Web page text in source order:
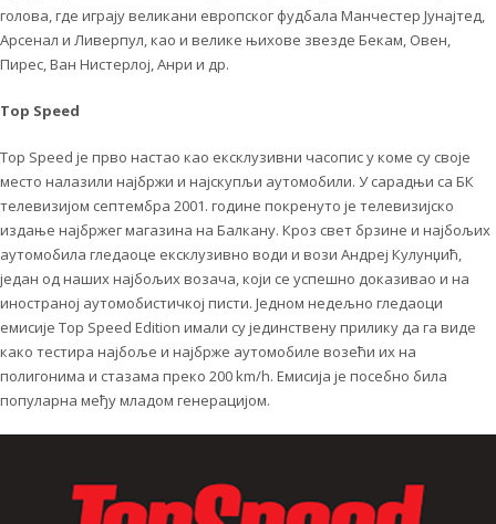
голова, где играју великани европског фудбала Манчестер Јунајтед,
Арсенал и Ливерпул, као и велике њихове звезде Бекам, Овен,
Пирес, Ван Нистерлој, Анри и др.
Top Speed
Top Speed је прво настао као ексклузивни часопис у коме су своје
место налазили најбржи и најскупљи аутомобили. У сарадњи са БК
телевизијом септембра 2001. године покренуто је телевизијско
издање најбржег магазина на Балкану. Кроз свет брзине и најбољих
аутомобила гледаоце ексклузивно води и вози Андреј Кулунџић,
један од наших најбољих возача, који се успешно доказивао и на
иностраној аутомобистичкој писти. Једном недељно гледаоци
емисије Top Speed Edition имали су јединствену прилику да га виде
како тестира најбоље и најбрже аутомобиле возећи их на
полигонима и стазама преко 200 km/h. Емисија је посебно била
популарна међу младом генерацијом.